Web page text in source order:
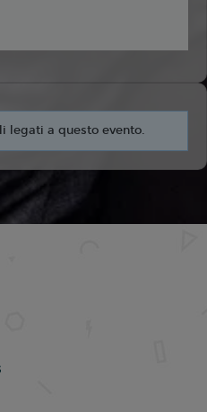
legati a questo evento.